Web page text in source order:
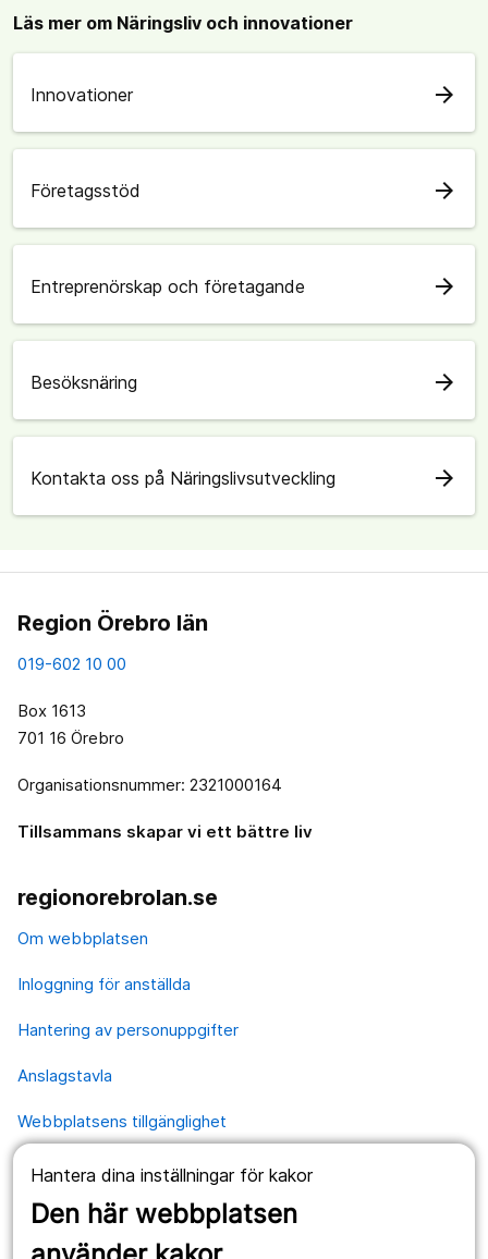
Hantera dina inställningar för kakor
Den här webbplatsen
Läs mer om Näringsliv och innovationer
Innovationer arrow_forward
Företagsstöd arrow_forward
Entreprenörskap och företagande arrow_forward
Besöksnäring arrow_forward
Kontakta oss på Näringslivsutveckling arrow_forward
Region Örebro län
019-602 10 00
Box 1613
701 16 Örebro
Organisationsnummer: 2321000164
Tillsammans skapar vi ett bättre liv
regionorebrolan.se
Om webbplatsen
Inloggning för anställda
Hantering av personuppgifter
Anslagstavla
Webbplatsens tillgänglighet
Våra webbplatser
1177.se